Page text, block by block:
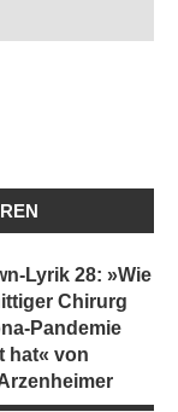
Lyrik 28: »Wie
Chirurg
Pandemie
hat« von